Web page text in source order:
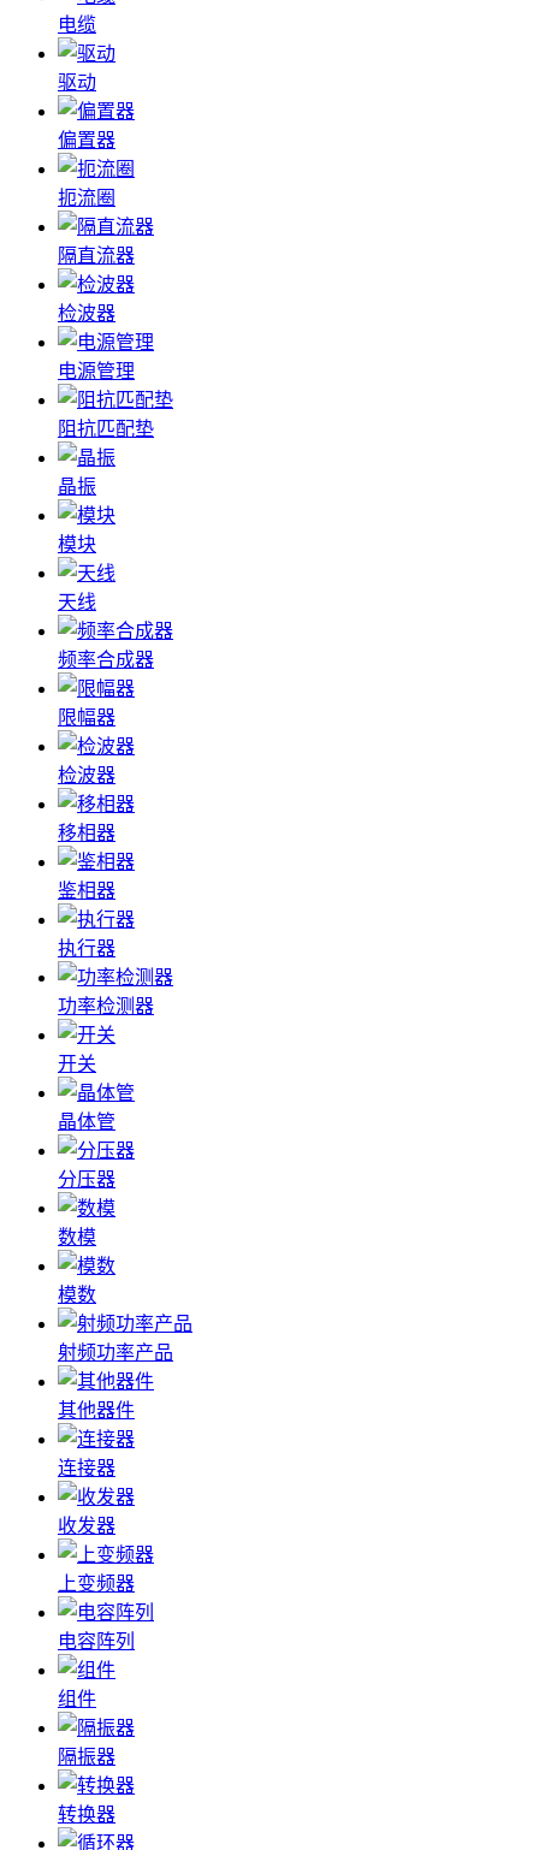
电缆
驱动
偏置器
扼流圈
隔直流器
检波器
电源管理
阻抗匹配垫
晶振
模块
天线
频率合成器
限幅器
检波器
移相器
鉴相器
执行器
功率检测器
开关
晶体管
分压器
数模
模数
射频功率产品
其他器件
连接器
收发器
上变频器
电容阵列
组件
隔振器
转换器